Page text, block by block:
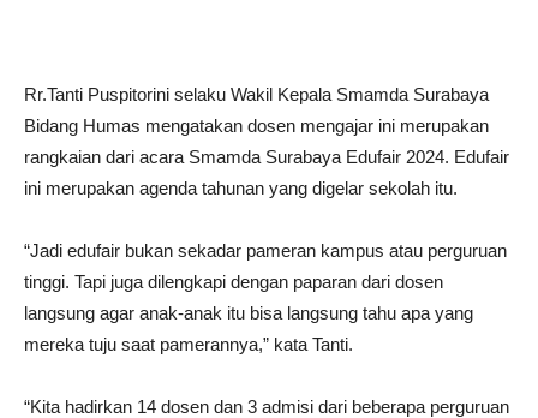
Rr.Tanti Puspitorini selaku Wakil Kepala Smamda Surabaya
Bidang Humas mengatakan dosen mengajar ini merupakan
rangkaian dari acara Smamda Surabaya Edufair 2024. Edufair
ini merupakan agenda tahunan yang digelar sekolah itu.
“Jadi edufair bukan sekadar pameran kampus atau perguruan
tinggi. Tapi juga dilengkapi dengan paparan dari dosen
langsung agar anak-anak itu bisa langsung tahu apa yang
mereka tuju saat pamerannya,” kata Tanti.
“Kita hadirkan 14 dosen dan 3 admisi dari beberapa perguruan